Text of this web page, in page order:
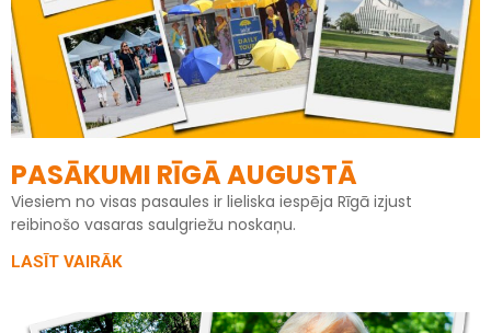
PASĀKUMI RĪGĀ AUGUSTĀ
Viesiem no visas pasaules ir lieliska iespēja Rīgā izjust
reibinošo vasaras saulgriežu noskaņu.
LASĪT VAIRĀK